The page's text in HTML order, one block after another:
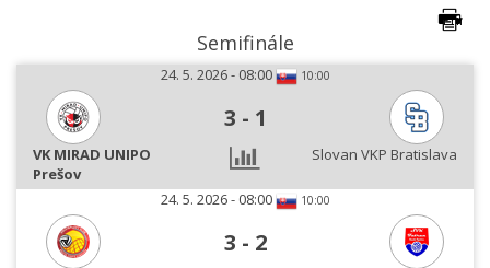
Semifinále
24. 5. 2026 - 08:00 10:00
3 - 1
VK MIRAD UNIPO
Prešov
Slovan VKP Bratislava
24. 5. 2026 - 08:00 10:00
3 - 2